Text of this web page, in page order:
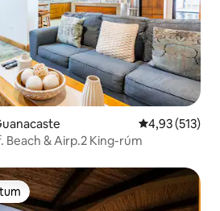
4,93 af 5 í
4,93 (513)
Beach & Airp.2 King-rúm
gestum